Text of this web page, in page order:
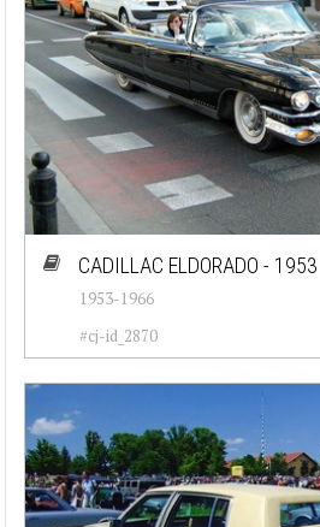
CADILLAC ELDORADO - 1953
1953-1966
#cj-id_2870